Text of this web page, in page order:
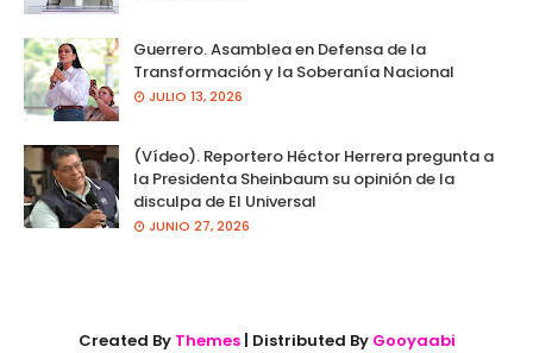
Guerrero. Asamblea en Defensa de la
Transformación y la Soberanía Nacional
JULIO 13, 2026
(Vídeo). Reportero Héctor Herrera pregunta a
la Presidenta Sheinbaum su opinión de la
disculpa de El Universal
JUNIO 27, 2026
Created By Themes| Distributed By Gooyaabi